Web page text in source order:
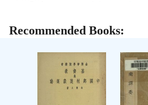
Recommended Books: